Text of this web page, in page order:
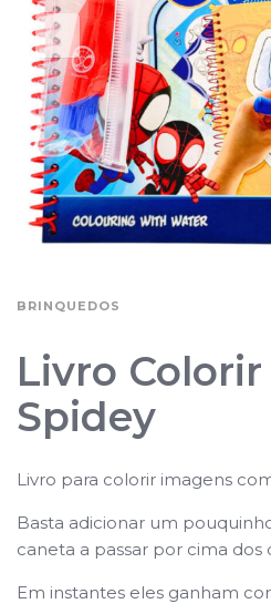
BRINQUEDOS
Livro
Spidey
Livro para colorir imagens
Basta adicionar um
caneta a passar por cima dos
Em instantes eles ganham cor